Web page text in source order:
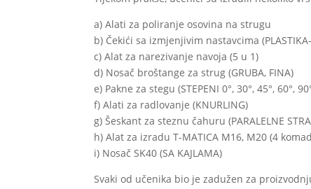
a) Alati za poliranje osovina na strugu
b) Čekići sa izmjenjivim nastavcima
c) Alat za narezivanje navoja (5 u 1)
d) Nosač broštange za strug (GRUBA, FINA)
e) Pakne za stegu (STEPENI 0°, 30°, 45°, 60°,
f) Alati za radlovanje (KNURLING)
g) Šeskant za steznu čahuru (PARALELNE
h) Alat za izradu T-MATICA M16, M20 (4
i) Nosač SK40 (SA KAJLAMA)
Svaki od učenika bio je zadužen za